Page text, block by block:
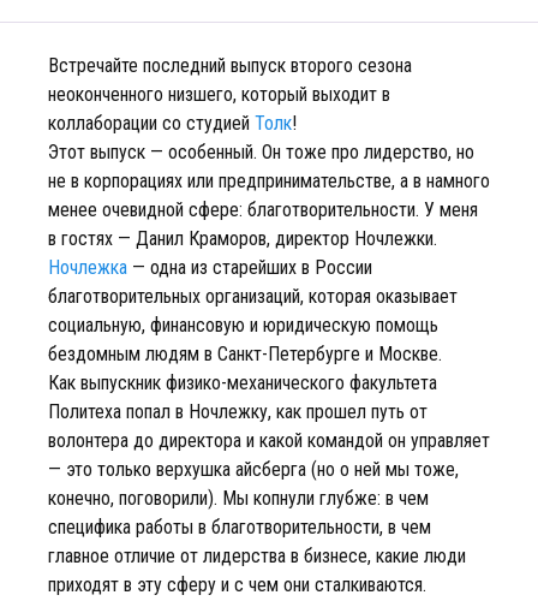
Встречайте последний выпуск второго сезона
неоконченного низшего, который выходит в
коллаборации со студией Толк!
Этот выпуск — особенный. Он тоже про лидерство, но
не в корпорациях или предпринимательстве, а в намного
менее очевидной сфере: благотворительности. У меня
в гостях — Данил Краморов, директор Ночлежки.
Ночлежка — одна из старейших в России
благотворительных организаций, которая оказывает
социальную, финансовую и юридическую помощь
бездомным людям в Санкт-Петербурге и Москве.
Как выпускник физико-механического факультета
Политеха попал в Ночлежку, как прошел путь от
волонтера до директора и какой командой он управляет
— это только верхушка айсберга (но о ней мы тоже,
конечно, поговорили). Мы копнули глубже: в чем
специфика работы в благотворительности, в чем
главное отличие от лидерства в бизнесе, какие люди
приходят в эту сферу и с чем они сталкиваются.